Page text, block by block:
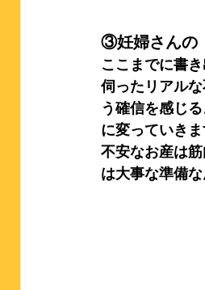
③妊婦さんの
ここまでに書
伺ったリアル
う確信を感じ
に変っていきま
不安なお産は
は大事な準備な